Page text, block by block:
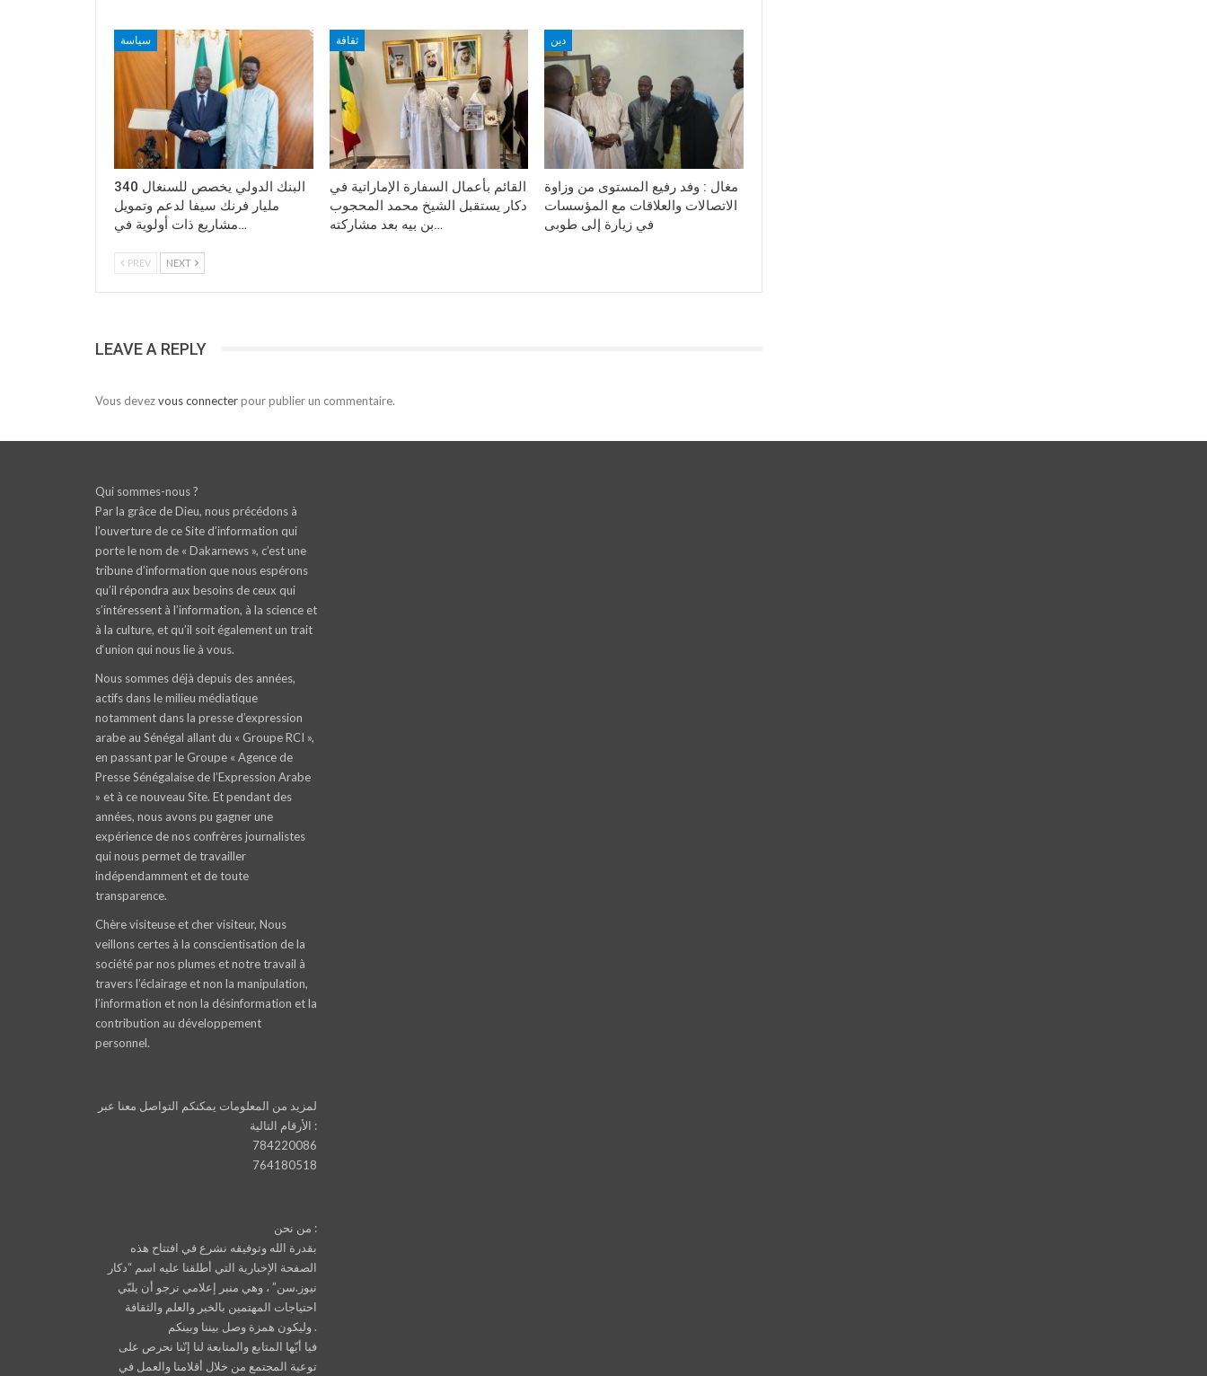
سياسة
البنك الدولي يخصص للسنغال 340
مليار فرنك سيفا لدعم وتمويل
مشاريع ذات أولوية في…
ثقافة
القائم بأعمال السفارة الإماراتية في
دكار يستقبل الشيخ محمد المحجوب
بن بيه بعد مشاركته…
دين
مغال : وفد رفيع المستوى من وزاوة
الاتصالات والعلاقات مع المؤسسات
في زيارة إلى طوبى
PREV NEXT
LEAVE A REPLY
Vous devezvous connecterpour publier un commentaire.
Qui sommes-nous ?
Par la grâce de Dieu, nous précédons à
l’ouverture de ce Site d’information qui
porte le nom de « Dakarnews », c’est une
tribune d’information que nous espérons
qu’il répondra aux besoins de ceux qui
s’intéressent à l’information, à la science et
à la culture, et qu’il soit également un trait
d‘union qui nous lie à vous.
Nous sommes déjà depuis des années,
actifs dans le milieu médiatique
notamment dans la presse d’expression
arabe au Sénégal allant du « Groupe RCI »,
en passant par le Groupe « Agence de
Presse Sénégalaise de l’Expression Arabe
» et à ce nouveau Site. Et pendant des
années, nous avons pu gagner une
expérience de nos confrères journalistes
qui nous permet de travailler
indépendamment et de toute
transparence.
Chère visiteuse et cher visiteur, Nous
veillons certes à la conscientisation de la
société par nos plumes et notre travail à
travers l’éclairage et non la manipulation,
l’information et non la désinformation et la
contribution au développement
personnel.
لمزيد من المعلومات يمكنكم التواصل معنا عبر
الأرقام التالية :
784220086
764180518
من نحن :
بقدرة الله وتوفيقه نشرع في افتتاح هذه
الصفحة الإخبارية التي أطلقنا عليه اسم “دكار
نيوز.سن” ، وهي منبر إعلامي نرجو أن يلبّي
احتياجات المهتمين بالخبر والعلم والثقافة
وليكون همزة وصل بيننا وبينكم .
فيا أيّها المتابع والمتابعة لنا إنّنا نحرص على
توعية المجتمع من خلال أقلامنا والعمل في